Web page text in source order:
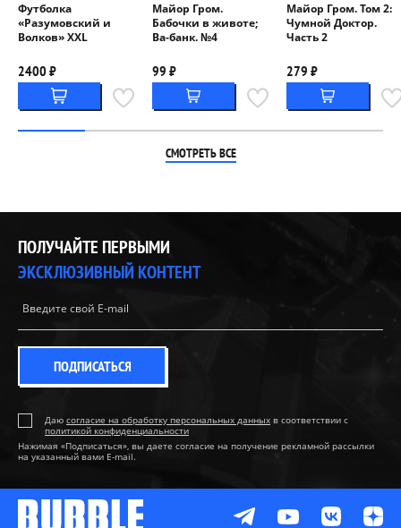
Футболка
«Разумовский и
Волков» XXL
2400 ₽
Майор Гром.
Бабочки в животе;
Ва-банк. №4
99 ₽
Майор Гром. Том 2:
Чумной Доктор.
Часть 2
279 ₽
СМОТРЕТЬ ВСЕ
ПОЛУЧАЙТЕ ПЕРВЫМИ
ЭКСКЛЮЗИВНЫЙ КОНТЕНТ
ПОДПИСАТЬСЯ
Даю согласие на обработку персональных данных в соответствии с
политикой конфиденциальности
Нажимая «Подписаться», вы даете согласие на получение рекламной рассылки
на указанный вами E-mail.